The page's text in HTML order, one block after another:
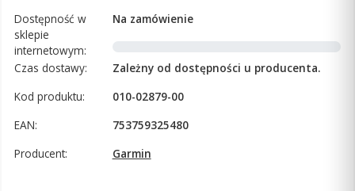
Dostępność w
sklepie
internetowym:
Na zamówienie
Czas dostawy:
Zależny od dostępności u producenta.
Kod produktu:
010-02879-00
EAN:
753759325480
Producent:
Garmin